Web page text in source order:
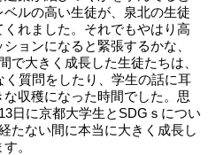
ルの高い生徒が、泉北の生徒
れました。それでもやはり高
ョンになると緊張するかな、
で大きく成長した生徒たちは、
質問をしたり、学生の話に耳
収穫になった時間でした。思
13日に京都大学生と SDG ｓについ
たない間に本当に大きく成長し
。